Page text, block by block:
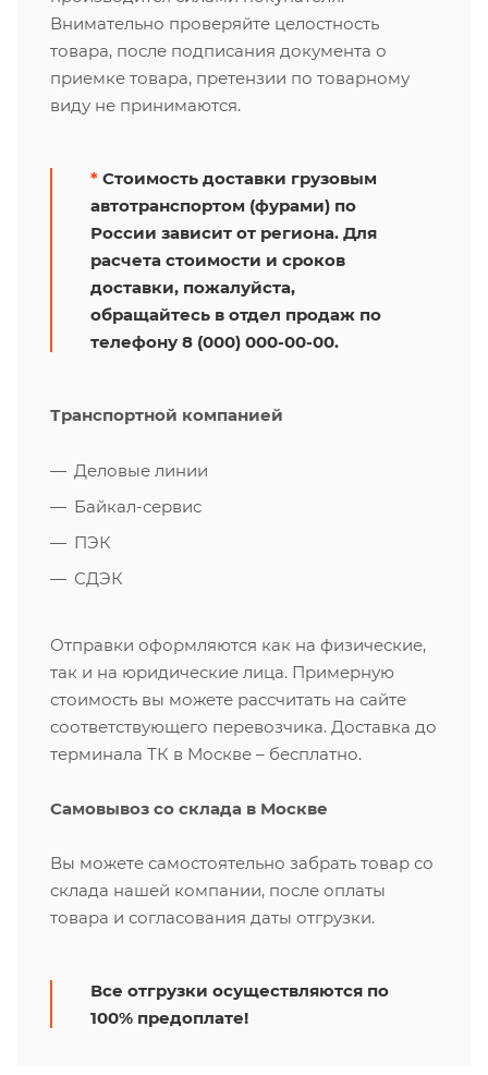
Внимательно проверяйте целостность
товара, после подписания документа о
приемке товара, претензии по товарному
виду не принимаются.
* Стоимость доставки грузовым
автотранспортом (фурами) по
России зависит от региона. Для
расчета стоимости и сроков
доставки, пожалуйста,
обращайтесь в отдел продаж по
телефону 8 (000) 000-00-00.
Транспортной компанией
Деловые линии
Байкал-сервис
ПЭК
СДЭК
Отправки оформляются как на физические,
так и на юридические лица. Примерную
стоимость вы можете рассчитать на сайте
соответствующего перевозчика. Доставка до
терминала ТК в Москве – бесплатно.
Самовывоз со склада в Москве
Вы можете самостоятельно забрать товар со
склада нашей компании, после оплаты
товара и согласования даты отгрузки.
Все отгрузки осуществляются по
100% предоплате!